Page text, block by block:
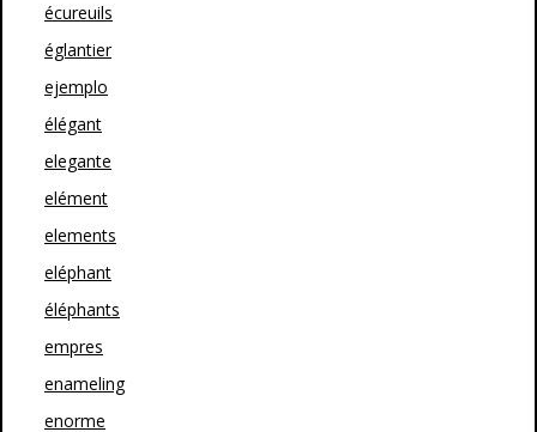
écureuils
églantier
ejemplo
élégant
elegante
elément
elements
eléphant
éléphants
empres
enameling
enorme